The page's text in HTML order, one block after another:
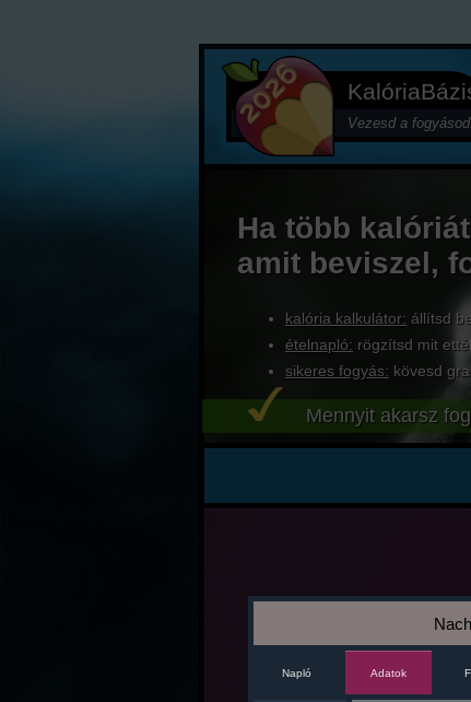
Vezesd a
Ha több
amit beviszel,
kalória kalkulátor: állítsd
ételnapló: rögzítsd mit
sikeres fogyás: kövesd
Mennyit akarsz
Napló Adatok